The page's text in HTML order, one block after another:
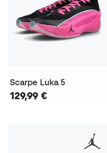
Scarpe Luka 5
129,99 €